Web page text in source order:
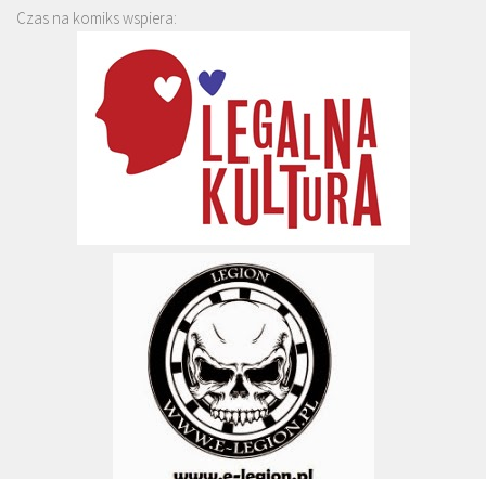
Czas na komiks wspiera: